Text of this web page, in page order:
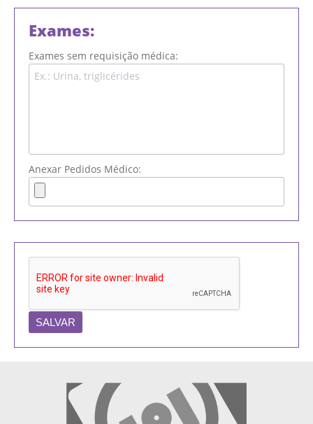
Exames:
Exames sem requisição médica:
Anexar Pedidos Médico: